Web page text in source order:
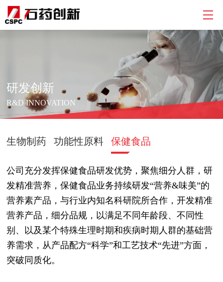
研发创新
R&D INNOVATION
生物制药 功能性原料 保健食品
公司充分发挥保健食品研发优势，聚焦细分人群，研
发精准营养，保健食品业务持续研发“营养&味美”的
营养素产品，与行业内知名科研院所合作，开发精准
营养产品，细分品规，以满足不同年龄段、不同性
别、以及某个特殊生理时期和疾病时期人群的基础营
养需求，从产品配方“科学”和工艺技术“先进”方面，
突破同质化。